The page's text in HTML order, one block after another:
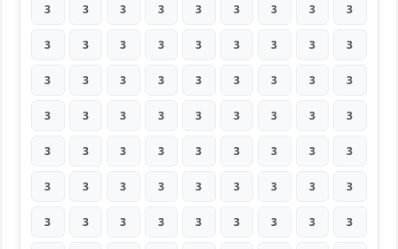
3 3 3 3 3 3 3 3 3
3 3 3 3 3 3 3 3 3
3 3 3 3 3 3 3 3 3
3 3 3 3 3 3 3 3 3
3 3 3 3 3 3 3 3 3
3 3 3 3 3 3 3 3 3
3 3 3 3 3 3 3 3 3